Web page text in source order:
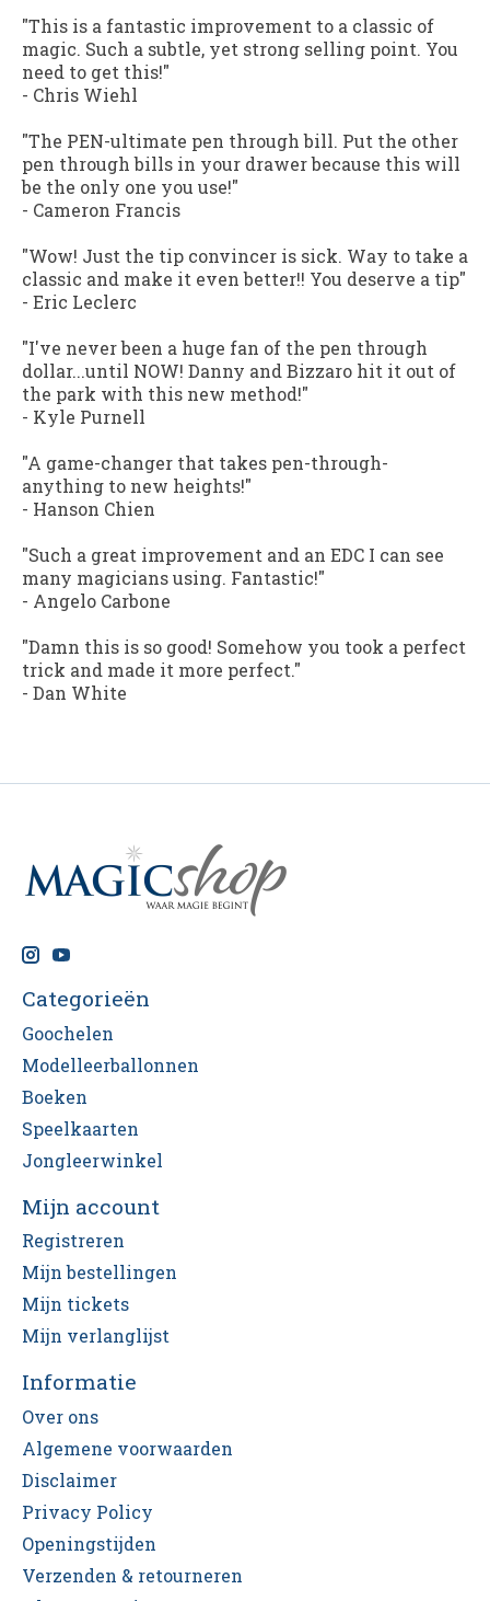
"This is a fantastic improvement to a classic of
magic. Such a subtle, yet strong selling point. You
need to get this!"
- Chris Wiehl
"The PEN-ultimate pen through bill. Put the other
pen through bills in your drawer because this will
be the only one you use!"
- Cameron Francis
"Wow! Just the tip convincer is sick. Way to take a
classic and make it even better!! You deserve a tip"
- Eric Leclerc
"I've never been a huge fan of the pen through
dollar...until NOW! Danny and Bizzaro hit it out of
the park with this new method!"
- Kyle Purnell
"A game-changer that takes pen-through-
anything to new heights!"
- Hanson Chien
"Such a great improvement and an EDC I can see
many magicians using. Fantastic!"
- Angelo Carbone
"Damn this is so good! Somehow you took a perfect
trick and made it more perfect."
- Dan White
Categorieën
Goochelen
Modelleerballonnen
Boeken
Speelkaarten
Jongleerwinkel
Mijn account
Registreren
Mijn bestellingen
Mijn tickets
Mijn verlanglijst
Informatie
Over ons
Algemene voorwaarden
Disclaimer
Privacy Policy
Openingstijden
Verzenden & retourneren